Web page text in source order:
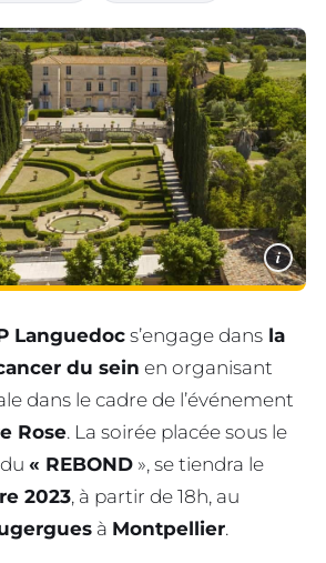
i
Languedoc s’engage dans la
du sein en organisant
dans le cadre de l’événement
Rose. La soirée placée sous le
« REBOND », se tiendra le
2023, à partir de 18h, au
à Montpellier.